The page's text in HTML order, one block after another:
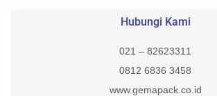
Hubungi Kami
021 – 82623311
0812 6836 3458
www.gemapack.co.id